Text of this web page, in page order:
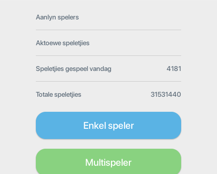
Aanlyn spelers
Aktoewe speletjies
Speletjies gespeel vandag 4181
Totale speletjies 31531440
Enkel speler
Multispeler